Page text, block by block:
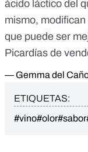
ácido láctico del
mismo,
que puede ser
Picardías de
— Gemma del
ETIQUETAS:
#vino#olor#sabor